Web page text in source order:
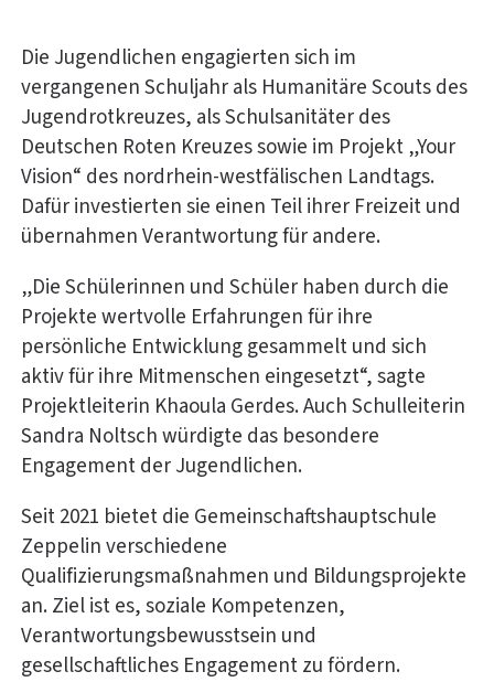
Die Jugendlichen engagierten sich im
vergangenen Schuljahr als Humanitäre Scouts des
Jugendrotkreuzes, als Schulsanitäter des
Deutschen Roten Kreuzes sowie im Projekt „Your
Vision“ des nordrhein-westfälischen Landtags.
Dafür investierten sie einen Teil ihrer Freizeit und
übernahmen Verantwortung für andere.
„Die Schülerinnen und Schüler haben durch die
Projekte wertvolle Erfahrungen für ihre
persönliche Entwicklung gesammelt und sich
aktiv für ihre Mitmenschen eingesetzt“, sagte
Projektleiterin Khaoula Gerdes. Auch Schulleiterin
Sandra Noltsch würdigte das besondere
Engagement der Jugendlichen.
Seit 2021 bietet die Gemeinschaftshauptschule
Zeppelin verschiedene
Qualifizierungsmaßnahmen und Bildungsprojekte
an. Ziel ist es, soziale Kompetenzen,
Verantwortungsbewusstsein und
gesellschaftliches Engagement zu fördern.